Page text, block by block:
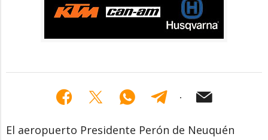
El aeropuerto Presidente Perón de Neuquén